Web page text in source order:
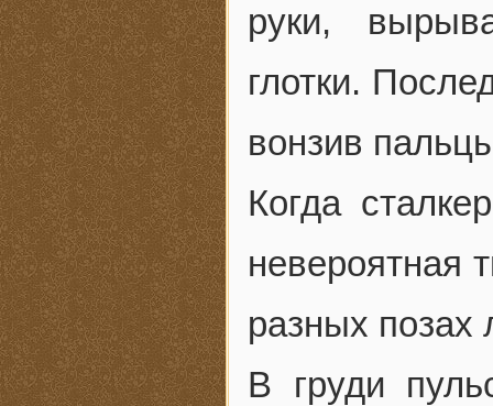
руки,
глотки.
вонзив
Когда
невероятная
разных позах
В груди